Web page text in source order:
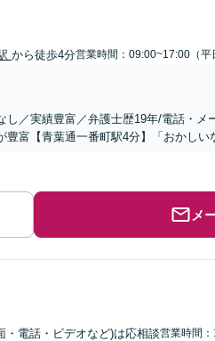
から徒歩4分営業時間：09:00~17:00（平
し／実績豊富／弁護士歴19年/電話・
富【青葉通一番町駅4分】「おかしい
メ
・電話・ビデオなど)は応相談営業時間：